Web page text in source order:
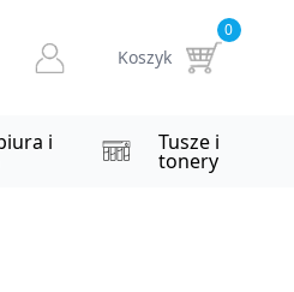
Koszyk
0
i Tusze i
tonery